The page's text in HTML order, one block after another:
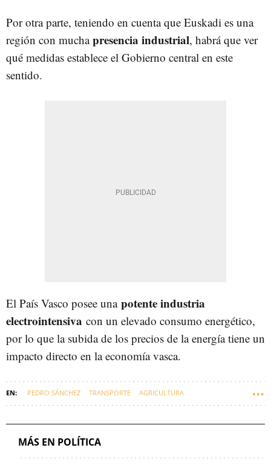
Por otra parte, teniendo en cuenta que Euskadi es una
región con muchapresencia industrial, habrá que ver
qué medidas establece el Gobierno central en este
sentido.
El País Vasco posee una potente industria
electrointensiva con un elevado consumo energético,
por lo que la subida de los precios de la energía tiene un
impacto directo en la economía vasca.
PEDRO SÁNCHEZ TRANSPORTE AGRICULTURA
MÁS EN POLÍTICA